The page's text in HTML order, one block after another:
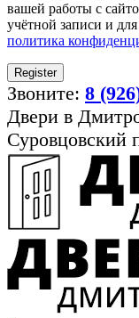
вашей работы с
учётной записи и
политика
Register
Звоните: 8
Двери в
Суровцовский